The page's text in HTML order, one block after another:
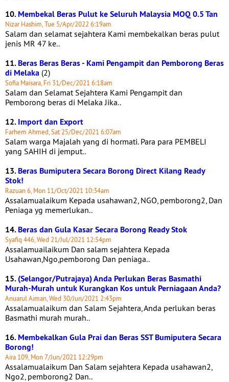
10.Membekal Beras Pulut ke Seluruh Malaysia MOQ 0.5 Tan
Nizar Hashim, Tue 5/Apr/2022 6:19am
Salam dan selamat sejahtera Kami membekalkan beras pulut
jenis MR 47 ke..
11.Beras Beras Beras - Kami Pengampit dan Pemborong Beras
di Melaka (2)
Sofia Maisara, Fri 31/Dec/2021 6:18am
Salam dan Selamat Sejahtera Kami Pengampit dan
Pemborong beras di Melaka Jika..
12.Import dan Export
Farhem Ahmed, Sat 25/Dec/2021 6:07am
Salam warga Majalah yang di hormati. Para para PEMBELI
yang SAHIH di jemput..
13.Beras Bumiputera Secara Borong Direct Kilang Ready
Stok!
Razuan 6, Mon 11/Oct/2021 10:34am
Assalamualaikum Kepada usahawan2, NGO, pemborong2, Dan
Peniaga yg memerlukan..
14.Beras dan Gula Kasar Secara Borong Ready Stok
Syafiq 446, Wed 21/Jul/2021 12:54pm
Assalamuailaikum Dan salam sejahtera Kepada
Usahawan,Ngo,pemborong Dan peniaga..
15.(Selangor/Putrajaya) Anda Perlukan Beras Basmathi
Murah-Murah untuk Kurangkan Kos untuk Perniagaan Anda?
Anuarul Aiman, Wed 30/Jun/2021 2:43pm
Assalamualaikum dan Salam Sejahtera, Anda perlukan beras
Basmathi murah murah..
16.Membekalkan Gula Prai dan Beras SST Bumiputera Secara
Borong!
Aira 109, Mon 7/Jun/2021 12:29pm
Assalamualaikum Dan Salam sejahtera Kepada usahawan2,
Ngo2, pemborong2 Dan..